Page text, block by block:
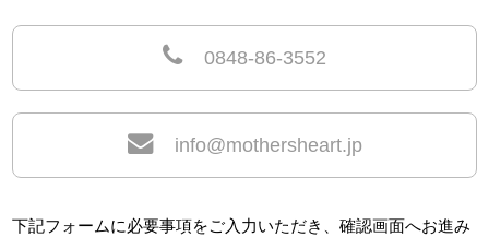
0848-86-3552
info@mothersheart.jp
下記フォームに必要事項をご入力いただき、確認画面へお進み